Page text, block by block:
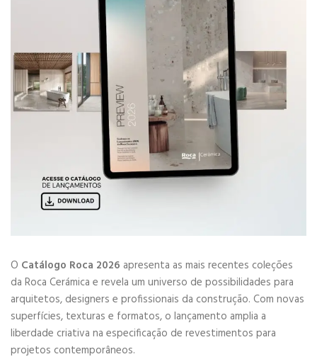
O Catálogo Roca 2026 apresenta as mais recentes coleções
da Roca Cerámica e revela um universo de possibilidades para
arquitetos, designers e profissionais da construção. Com novas
superfícies, texturas e formatos, o lançamento amplia a
liberdade criativa na especificação de revestimentos para
projetos contemporâneos.